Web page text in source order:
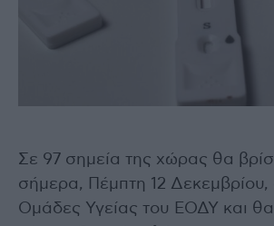
Σε 97 σημεία της χώρας θα
σήμερα, Πέμπτη 12 Δεκεμβρίου,
Ομάδες Υγείας του ΕΟΔΥ και θα